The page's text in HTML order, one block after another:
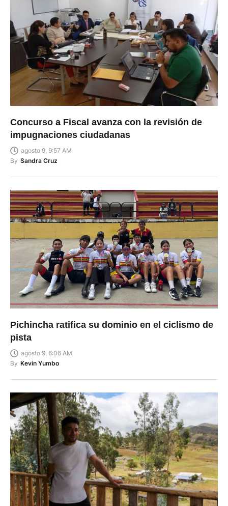
Concurso a Fiscal avanza con la revisión de
impugnaciones ciudadanas
agosto 9, 9:57 AM
By Sandra Cruz
Pichincha ratifica su dominio en el ciclismo de
pista
agosto 9, 6:06 AM
By Kevin Yumbo